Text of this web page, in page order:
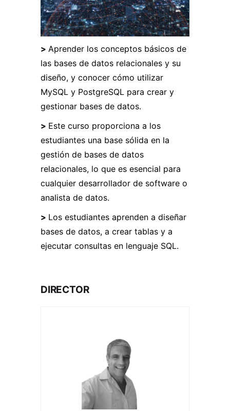
> Aprender los conceptos básicos de
las bases de datos relacionales y su
diseño, y conocer cómo utilizar
MySQL y PostgreSQL para crear y
gestionar bases de datos.
> Este curso proporciona a los
estudiantes una base sólida en la
gestión de bases de datos
relacionales, lo que es esencial para
cualquier desarrollador de software o
analista de datos.
> Los estudiantes aprenden a diseñar
bases de datos, a crear tablas y a
ejecutar consultas en lenguaje SQL.
DIRECTOR